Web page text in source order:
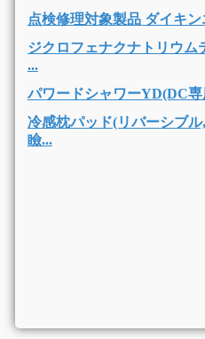
点検修理対象製品 ダイキ
ジクロフェナクナトリウム
...
パワードシャワーYD(DC
冷感枕パッド(リバーシブ
瞼...